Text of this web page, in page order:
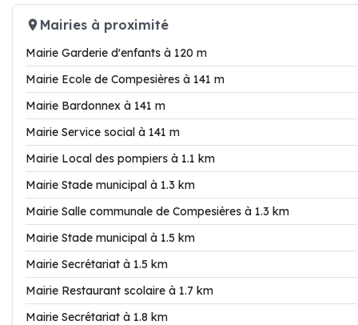
Mairies à proximité
Mairie Garderie d'enfants à 120 m
Mairie Ecole de Compesières à 141 m
Mairie Bardonnex à 141 m
Mairie Service social à 141 m
Mairie Local des pompiers à 1.1 km
Mairie Stade municipal à 1.3 km
Mairie Salle communale de Compesières à 1.3 km
Mairie Stade municipal à 1.5 km
Mairie Secrétariat à 1.5 km
Mairie Restaurant scolaire à 1.7 km
Mairie Secrétariat à 1.8 km